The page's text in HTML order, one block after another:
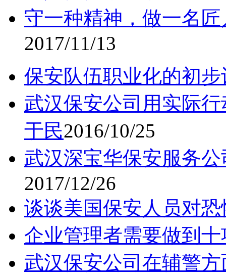
守一种精神，做一名
2017/11/13
保安队伍职业化的初步
武汉保安公司用实际
于民2016/10/25
武汉深宝华保安服务
2017/12/26
谈谈美国保安人员对
企业管理者需要做到
武汉保安公司在辅警